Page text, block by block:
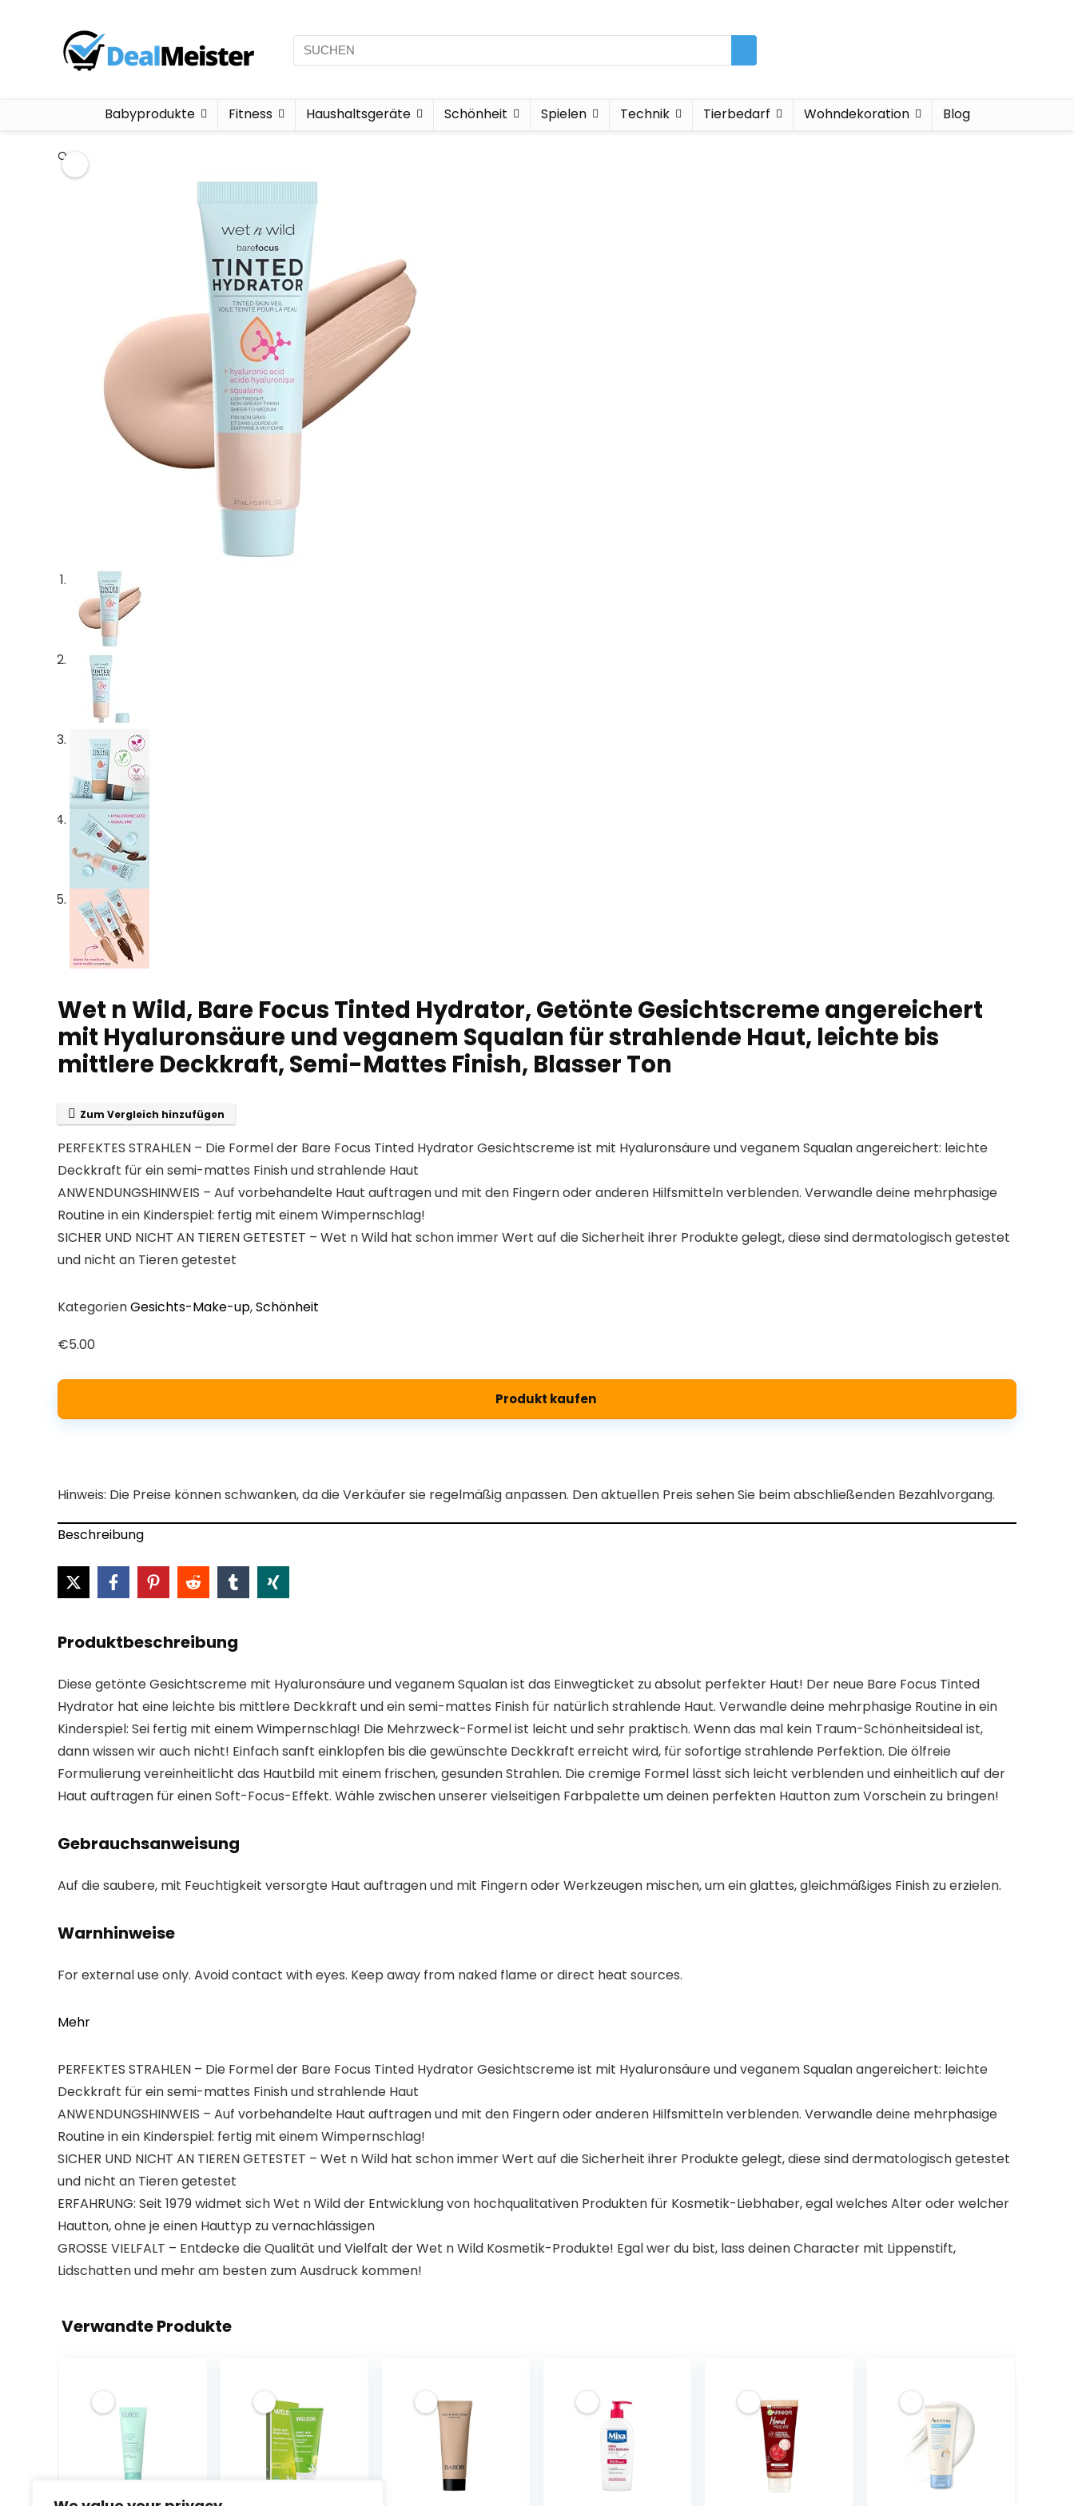
Babyprodukte Fitness Haushaltsgeräte Schönheit Spielen Technik Tierbedarf Wohndekoration Blog
🔍
Wet n Wild, Bare Focus Tinted Hydrator, Getönte Gesichtscreme angereichert
mit Hyaluronsäure und veganem Squalan für strahlende Haut, leichte bis
mittlere Deckkraft, Semi-Mattes Finish, Blasser Ton
Zum Vergleich hinzufügen
PERFEKTES STRAHLEN – Die Formel der Bare Focus Tinted Hydrator Gesichtscreme ist mit Hyaluronsäure und veganem Squalan angereichert: leichte
Deckkraft für ein semi-mattes Finish und strahlende Haut
ANWENDUNGSHINWEIS – Auf vorbehandelte Haut auftragen und mit den Fingern oder anderen Hilfsmitteln verblenden. Verwandle deine mehrphasige
Routine in ein Kinderspiel: fertig mit einem Wimpernschlag!
SICHER UND NICHT AN TIEREN GETESTET – Wet n Wild hat schon immer Wert auf die Sicherheit ihrer Produkte gelegt, diese sind dermatologisch getestet
und nicht an Tieren getestet
KategorienGesichts-Make-up,Schönheit
€5.00
Produkt kaufen
Hinweis: Die Preise können schwanken, da die Verkäufer sie regelmäßig anpassen. Den aktuellen Preis sehen Sie beim abschließenden Bezahlvorgang.
Beschreibung
Produktbeschreibung
Diese getönte Gesichtscreme mit Hyaluronsäure und veganem Squalan ist das Einwegticket zu absolut perfekter Haut! Der neue Bare Focus Tinted
Hydrator hat eine leichte bis mittlere Deckkraft und ein semi-mattes Finish für natürlich strahlende Haut. Verwandle deine mehrphasige Routine in ein
Kinderspiel: Sei fertig mit einem Wimpernschlag! Die Mehrzweck-Formel ist leicht und sehr praktisch. Wenn das mal kein Traum-Schönheitsideal ist,
dann wissen wir auch nicht! Einfach sanft einklopfen bis die gewünschte Deckkraft erreicht wird, für sofortige strahlende Perfektion. Die ölfreie
Formulierung vereinheitlicht das Hautbild mit einem frischen, gesunden Strahlen. Die cremige Formel lässt sich leicht verblenden und einheitlich auf der
Haut auftragen für einen Soft-Focus-Effekt. Wähle zwischen unserer vielseitigen Farbpalette um deinen perfekten Hautton zum Vorschein zu bringen!
Gebrauchsanweisung
Auf die saubere, mit Feuchtigkeit versorgte Haut auftragen und mit Fingern oder Werkzeugen mischen, um ein glattes, gleichmäßiges Finish zu erzielen.
Warnhinweise
For external use only. Avoid contact with eyes. Keep away from naked flame or direct heat sources.
Mehr
PERFEKTES STRAHLEN – Die Formel der Bare Focus Tinted Hydrator Gesichtscreme ist mit Hyaluronsäure und veganem Squalan angereichert: leichte
Deckkraft für ein semi-mattes Finish und strahlende Haut
ANWENDUNGSHINWEIS – Auf vorbehandelte Haut auftragen und mit den Fingern oder anderen Hilfsmitteln verblenden. Verwandle deine mehrphasige
Routine in ein Kinderspiel: fertig mit einem Wimpernschlag!
SICHER UND NICHT AN TIEREN GETESTET – Wet n Wild hat schon immer Wert auf die Sicherheit ihrer Produkte gelegt, diese sind dermatologisch getestet
und nicht an Tieren getestet
ERFAHRUNG: Seit 1979 widmet sich Wet n Wild der Entwicklung von hochqualitativen Produkten für Kosmetik-Liebhaber, egal welches Alter oder welcher
Hautton, ohne je einen Hauttyp zu vernachlässigen
GROSSE VIELFALT – Entdecke die Qualität und Vielfalt der Wet n Wild Kosmetik-Produkte! Egal wer du bist, lass deinen Character mit Lippenstift,
Lidschatten und mehr am besten zum Ausdruck kommen!
Verwandte Produkte